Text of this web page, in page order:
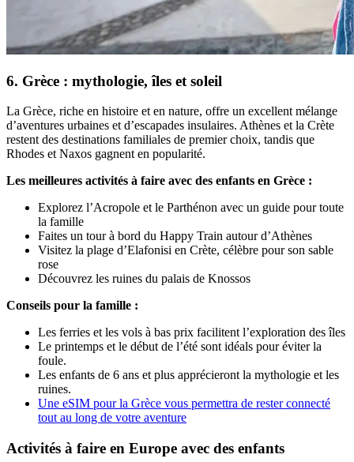
6. Grèce : mythologie, îles et soleil
La Grèce, riche en histoire et en nature, offre un excellent mélange
d’aventures urbaines et d’escapades insulaires. Athènes et la Crète
restent des destinations familiales de premier choix, tandis que
Rhodes et Naxos gagnent en popularité.
Les meilleures activités à faire avec des enfants en Grèce :
Explorez l’Acropole et le Parthénon avec un guide pour toute
la famille
Faites un tour à bord du Happy Train autour d’Athènes
Visitez la plage d’Elafonisi en Crète, célèbre pour son sable
rose
Découvrez les ruines du palais de Knossos
Conseils pour la famille :
Les ferries et les vols à bas prix facilitent l’exploration des îles
Le printemps et le début de l’été sont idéals pour éviter la
foule.
Les enfants de 6 ans et plus apprécieront la mythologie et les
ruines.
Une eSIM pour la Grèce vous permettra de rester connecté
tout au long de votre aventure
Activités à faire en Europe avec des enfants